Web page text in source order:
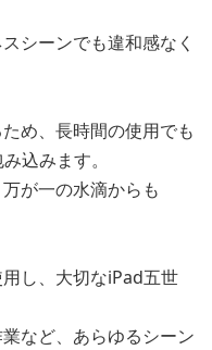
シーンでも違和感なく
め、長時間の使用でも
込みます。
が一の水滴からも
し、大切なiPad五世
など、あらゆるシーン